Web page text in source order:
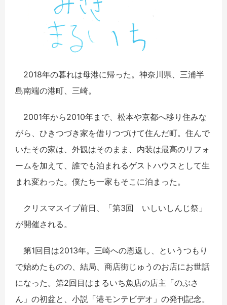
2018年の暮れは母港に帰った。神奈川県、三浦半
島南端の港町、三崎。
2001年から2010年まで、松本や京都へ移り住みな
がら、ひきつづき家を借りつづけて住んだ町。住んで
いたその家は、外観はそのまま、内装は最高のリフォ
ームを加えて、誰でも泊まれるゲストハウスとして生
まれ変わった。僕たち一家もそこに泊まった。
クリスマスイブ前日、「第3回 いしいしんじ祭」
が開催される。
第1回目は2013年。三崎への恩返し、というつもり
で始めたものの、結局、商店街じゅうのお店にお世話
になった。第2回目はまるいち魚店の店主「のぶさ
ん」の初盆と、小説「港モンテビデオ」の発刊記念。